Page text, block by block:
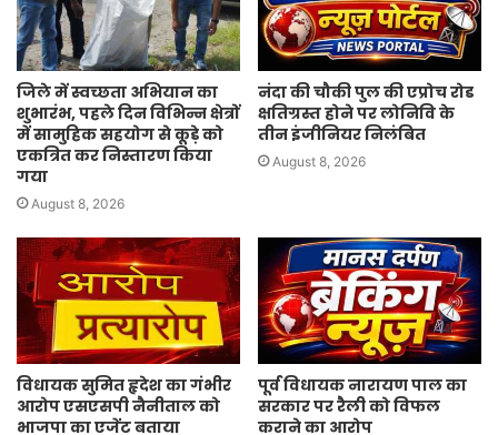
जिले में स्वच्छता अभियान का
शुभारंभ, पहले दिन विभिन्न क्षेत्रों
में सामुहिक सहयोग से कूड़े को
एकत्रित कर निस्तारण किया
गया
August 8, 2026
नंदा की चौकी पुल की एप्रोच रोड
क्षतिग्रस्त होने पर लोनिवि के
तीन इंजीनियर निलंबित
August 8, 2026
विधायक सुमित हृदेश का गंभीर
आरोप एसएसपी नैनीताल को
भाजपा का एजेंट बताया
पूर्व विधायक नारायण पाल का
सरकार पर रैली को विफल
कराने का आरोप